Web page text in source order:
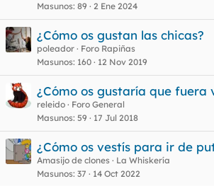
Masunos 89 2 Ene 2024
¿Cómo os gustan las chicas?
poleador
Foro Rapiñas
Masunos 160 12 Nov 2019
¿Cómo os gustaría que fuera
releido
Foro General
Masunos 59 17 Jul 2018
¿Cómo os vestís para ir de
Amasijo de clones
La Whiskería
Masunos 37 14 Oct 2022